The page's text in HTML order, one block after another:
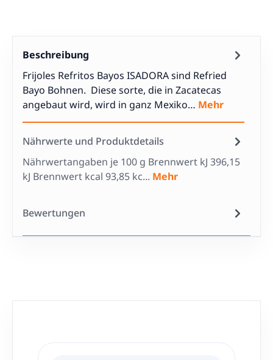
Beschreibung
Frijoles Refritos Bayos ISADORA sind Refried
Bayo Bohnen. Diese sorte, die in Zacatecas
angebaut wird, wird in ganz Mexiko… Mehr
Nährwerte und Produktdetails
Nährwertangaben je 100 g Brennwert kJ 396,15
kJ Brennwert kcal 93,85 kc... Mehr
Bewertungen